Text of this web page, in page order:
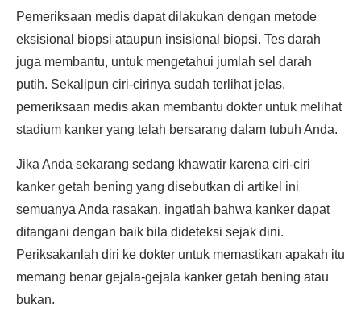
Pemeriksaan medis dapat dilakukan dengan metode
eksisional biopsi ataupun insisional biopsi. Tes darah
juga membantu, untuk mengetahui jumlah sel darah
putih. Sekalipun ciri-cirinya sudah terlihat jelas,
pemeriksaan medis akan membantu dokter untuk melihat
stadium kanker yang telah bersarang dalam tubuh Anda.
Jika Anda sekarang sedang khawatir karena ciri-ciri
kanker getah bening yang disebutkan di artikel ini
semuanya Anda rasakan, ingatlah bahwa kanker dapat
ditangani dengan baik bila dideteksi sejak dini.
Periksakanlah diri ke dokter untuk memastikan apakah itu
memang benar gejala-gejala kanker getah bening atau
bukan.